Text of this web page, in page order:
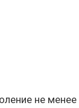
не